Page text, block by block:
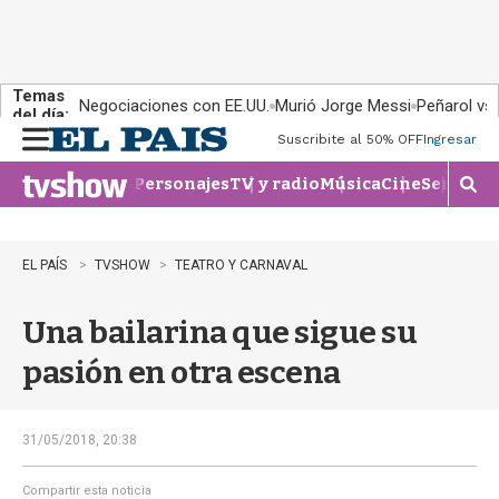
Temas
del día: Negociaciones con EE.UU. Murió Jorge Messi Peñarol
n
u
Suscribite al 50% OFFIngresar
PersonajesTV y radioMúsicaCineSeries
M
o
e
EL PAÍS TVSHOW TEATRO Y CARNAVAL
Una bailarina que sigue su
pasión en otra escena
31/05/2018, 20:38
Compartir esta noticia